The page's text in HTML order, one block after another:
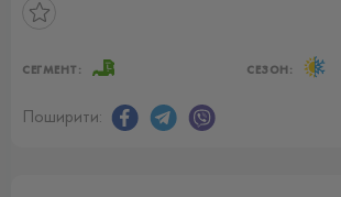
СЕГМЕНТ: СЕЗОН:
Поширити: